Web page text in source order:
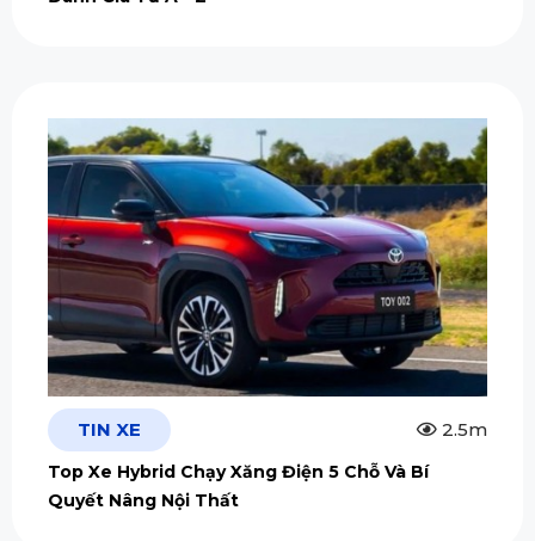
TIN XE 2.5m
Top Xe Hybrid Chạy Xăng Điện 5 Chỗ Và Bí
Quyết Nâng Nội Thất